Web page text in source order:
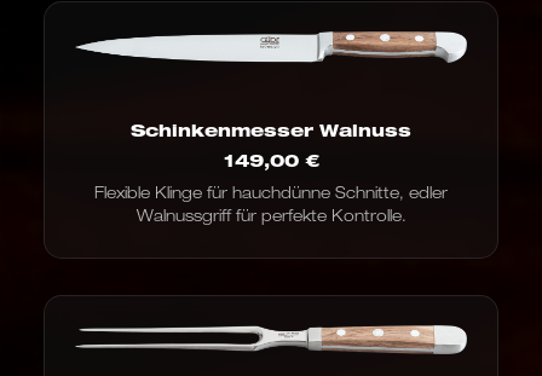
Schinkenmesser Walnuss
149,00 €
Flexible Klinge für hauchdünne Schnitte, edler
Walnussgriff für perfekte Kontrolle.